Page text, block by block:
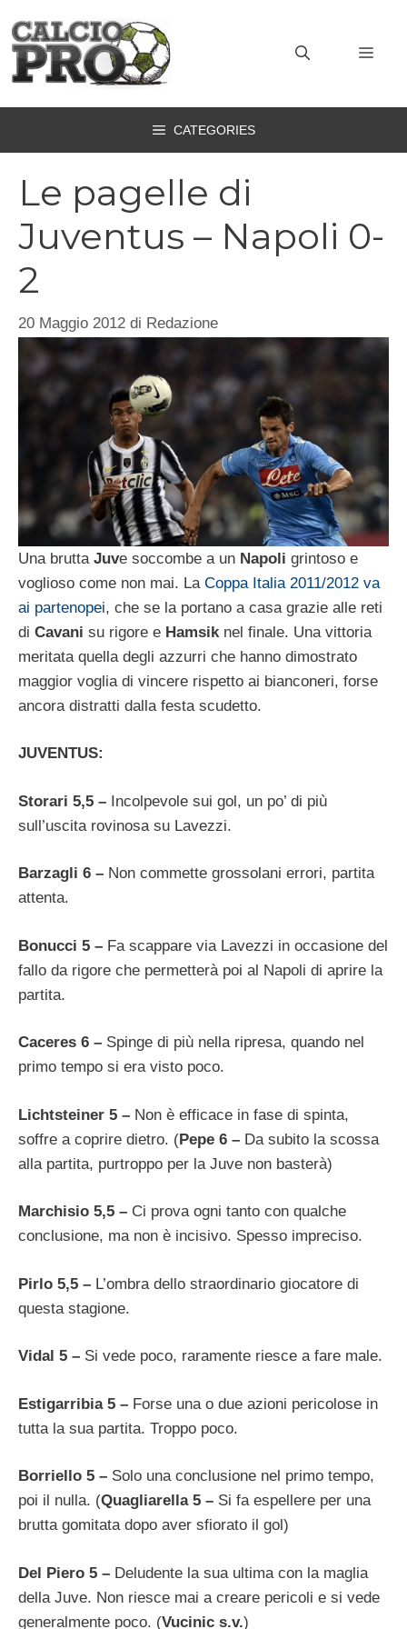
contenuto
CATEGORIES
Le pagelle di
Juventus – Napoli 0-
2
20 Maggio 2012 di Redazione
Una brutta Juve soccombe a un Napoli grintoso e
voglioso come non mai. La Coppa Italia 2011/2012 va
ai partenopei, che se la portano a casa grazie alle reti
di Cavani su rigore e Hamsik nel finale. Una vittoria
meritata quella degli azzurri che hanno dimostrato
maggior voglia di vincere rispetto ai bianconeri, forse
ancora distratti dalla festa scudetto.
JUVENTUS:
Storari 5,5 – Incolpevole sui gol, un po’ di più
sull’uscita rovinosa su Lavezzi.
Barzagli 6 – Non commette grossolani errori, partita
attenta.
Bonucci 5 – Fa scappare via Lavezzi in occasione del
fallo da rigore che permetterà poi al Napoli di aprire la
partita.
Caceres 6 – Spinge di più nella ripresa, quando nel
primo tempo si era visto poco.
Lichtsteiner 5 – Non è efficace in fase di spinta,
soffre a coprire dietro. (Pepe 6 – Da subito la scossa
alla partita, purtroppo per la Juve non basterà)
Marchisio 5,5 – Ci prova ogni tanto con qualche
conclusione, ma non è incisivo. Spesso impreciso.
Pirlo 5,5 – L’ombra dello straordinario giocatore di
questa stagione.
Vidal 5 – Si vede poco, raramente riesce a fare male.
Estigarribia 5 – Forse una o due azioni pericolose in
tutta la sua partita. Troppo poco.
Borriello 5 – Solo una conclusione nel primo tempo,
poi il nulla. (Quagliarella 5 – Si fa espellere per una
brutta gomitata dopo aver sfiorato il gol)
Del Piero 5 – Deludente la sua ultima con la maglia
della Juve. Non riesce mai a creare pericoli e si vede
generalmente poco. (Vucinic s.v.)